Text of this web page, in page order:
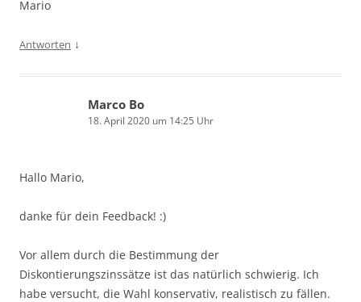
Mario
Antworten ↓
Marco Bo
18. April 2020 um 14:25 Uhr
Hallo Mario,
danke für dein Feedback! :)
Vor allem durch die Bestimmung der
Diskontierungszinssätze ist das natürlich schwierig. Ich
habe versucht, die Wahl konservativ, realistisch zu fällen.